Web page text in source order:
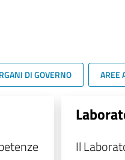
DI GOVERNO AREE
Il